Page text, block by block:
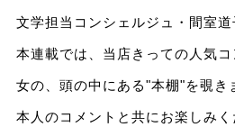
文学担当コンシェルジュ・間室道
本連載では、当店きっての人気
女の、頭の中にある"本棚"を覗き
本人のコメントと共にお楽しみく